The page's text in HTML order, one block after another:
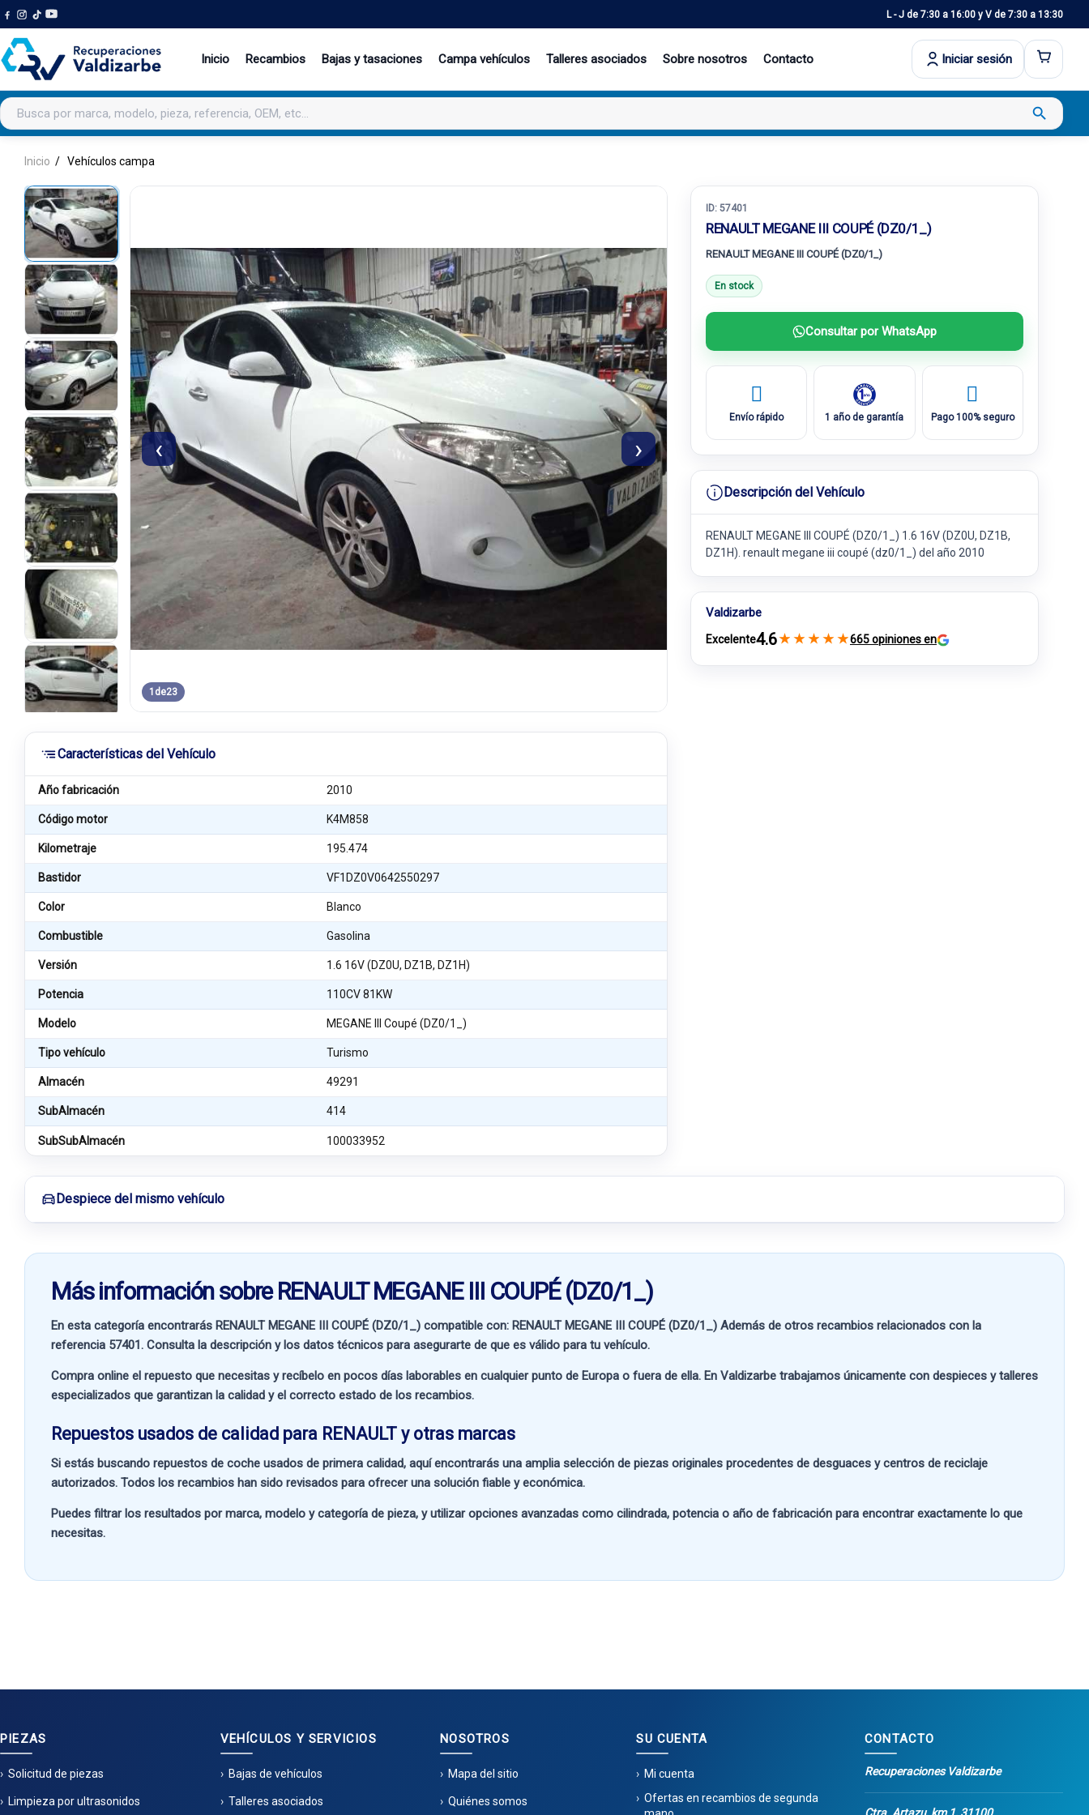
L - J de 7:30 a 16:00 y V de 7:30 a 13:30
Inicio Recambios Bajas y tasaciones Campa vehículos Talleres asociados Sobre nosotros Contacto Iniciar sesión
Buscar productos search
Inicio Vehículos campa
‹ ›
1 de23
Características del Vehículo
Año fabricación 2010
Código motor K4M858
Kilometraje 195.474
Bastidor VF1DZ0V0642550297
Color Blanco
Combustible Gasolina
Versión 1.6 16V (DZ0U, DZ1B, DZ1H)
Potencia 110CV 81KW
Modelo MEGANE III Coupé (DZ0/1_)
Tipo vehículo Turismo
Almacén 49291
SubAlmacén 414
SubSubAlmacén 100033952
ID: 57401
RENAULT MEGANE III COUPÉ (DZ0/1_)
RENAULT MEGANE III COUPÉ (DZ0/1_)
En stock
Consultar por WhatsApp
Envío rápido 1 año de garantía Pago 100% seguro
Descripción del Vehículo
RENAULT MEGANE III COUPÉ (DZ0/1_) 1.6 16V (DZ0U, DZ1B,
DZ1H). renault megane iii coupé (dz0/1_) del año 2010
Valdizarbe
Excelente4.6★ ★ ★ ★ ★665 opiniones en
Despiece del mismo vehículo
Más información sobre RENAULT MEGANE III COUPÉ (DZ0/1_)
En esta categoría encontrarás RENAULT MEGANE III COUPÉ (DZ0/1_) compatible con: RENAULT MEGANE III COUPÉ (DZ0/1_) Además de otros recambios relacionados con la
referencia 57401. Consulta la descripción y los datos técnicos para asegurarte de que es válido para tu vehículo.
Compra online el repuesto que necesitas y recíbelo en pocos días laborables en cualquier punto de Europa o fuera de ella. En Valdizarbe trabajamos únicamente con despieces y talleres
especializados que garantizan la calidad y el correcto estado de los recambios.
Repuestos usados de calidad para RENAULT y otras marcas
Si estás buscando repuestos de coche usados de primera calidad, aquí encontrarás una amplia selección de piezas originales procedentes de desguaces y centros de reciclaje
autorizados. Todos los recambios han sido revisados para ofrecer una solución fiable y económica.
Puedes filtrar los resultados pormarca, modelo y categoría de pieza, y utilizar opciones avanzadas como cilindrada, potencia o año de fabricación para encontrar exactamente lo que
necesitas.
PIEZAS
Solicitud de piezas
Limpieza por ultrasonidos
VEHÍCULOS Y SERVICIOS
Bajas de vehículos
Talleres asociados
NOSOTROS
Mapa del sitio
Quiénes somos
SU CUENTA
Mi cuenta
Ofertas en recambios de segunda
CONTACTO
Recuperaciones Valdizarbe